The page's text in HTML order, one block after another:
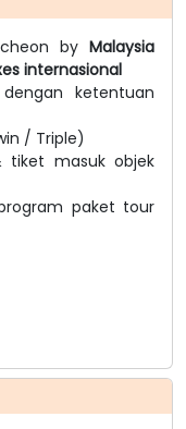
by Malaysia
internasional
ketentuan
/ Triple)
tiket masuk objek
paket tour